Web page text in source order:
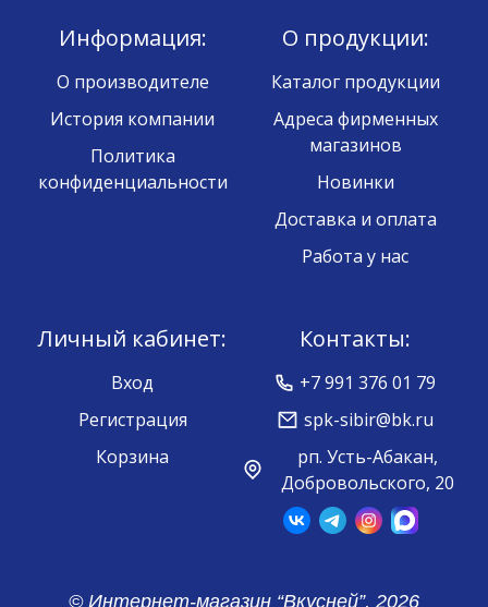
Информация:
О производителе
История компании
Политика
конфиденциальности
О продукции:
Каталог продукции
Адреса фирменных
магазинов
Новинки
Доставка и оплата
Работа у нас
Личный кабинет:
Вход
Регистрация
Корзина
Контакты:
+7 991 376 01 79
spk-sibir@bk.ru
рп. Усть-Абакан,
Добровольского, 20
© Интернет-магазин “Вкусней”, 2026